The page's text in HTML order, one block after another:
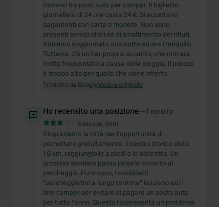
trovano tre posti auto per camper. Il biglietto
giornaliero di 24 ore costa 24 €. Si accettano
pagamenti con carta o monete. Non sono
presenti servizi idrici né di smaltimento dei rifiuti.
Abbiamo soggiornato una notte ed era tranquillo.
Tuttavia, c'è un bar proprio accanto, che non era
molto frequentato a causa della pioggia. Il prezzo
è troppo alto per quello che viene offerto.
Tradotto da GoogleMostra originale
Ho recensito una posizione—3 mesi fa
Sitecode: 8561
Ringraziamo la città per l'opportunità di
pernottare gratuitamente. Il centro storico dista
1,6 km, raggiungibile a piedi o in bicicletta. Un
grazioso sentiero passa proprio accanto al
parcheggio. Purtroppo, i cosiddetti
"parcheggiatori a lungo termine" lasciano qui i
loro camper per evitare di pagare un posto auto
per tutto l'anno. Questo rappresenta un problema